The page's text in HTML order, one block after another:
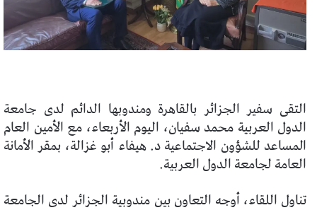
التقى سفير الجزائر بالقاهرة ومندوبها الدائم لدى جامعة
الدول العربية محمد سفيان، اليوم الأربعاء، مع الأمين العام
المساعد للشؤون الاجتماعية د. هيفاء أبو غزالة، بمقر الأمانة
العامة لجامعة الدول العربية.
‏تناول اللقاء، أوجه التعاون بين مندوبية الجزائر لدى الجامعة